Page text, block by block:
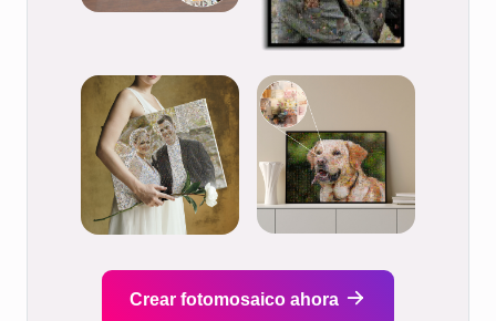
Crear fotomosaico ahora